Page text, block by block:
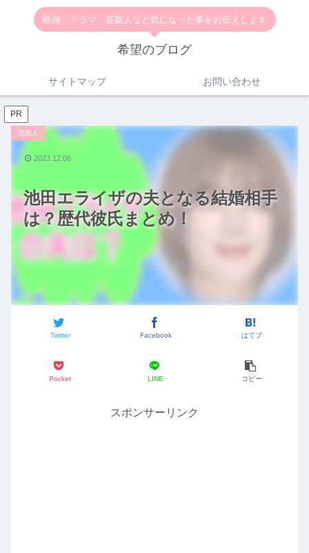
映画・ドラマ・芸能人など気になった事をお伝えします
希望のブログ
サイトマップ お問い合わせ
PR
池田エライザの夫となる結婚相手
は？歴代彼氏まとめ！
芸能人
Twitter Facebook はてブ
Pocket LINE コピー
2023.12.06
スポンサーリンク